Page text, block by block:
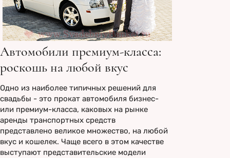
Автомобили премиум-класса:
роскошь на любой вкус
Одно из наиболее типичных решений для
свадьбы - это прокат автомобиля бизнес-
или премиум-класса, каковых на рынке
аренды транспортных средств
представлено великое множество, на любой
вкус и кошелек. Чаще всего в этом качестве
выступают представительские модели